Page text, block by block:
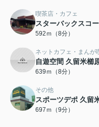
喫茶店・カフェ
スターバックスコ
592ｍ（8分）
ネットカフェ・まんが
自遊空間 久留米櫛
639ｍ（8分）
その他
スポーツデポ 久留
697ｍ（9分）